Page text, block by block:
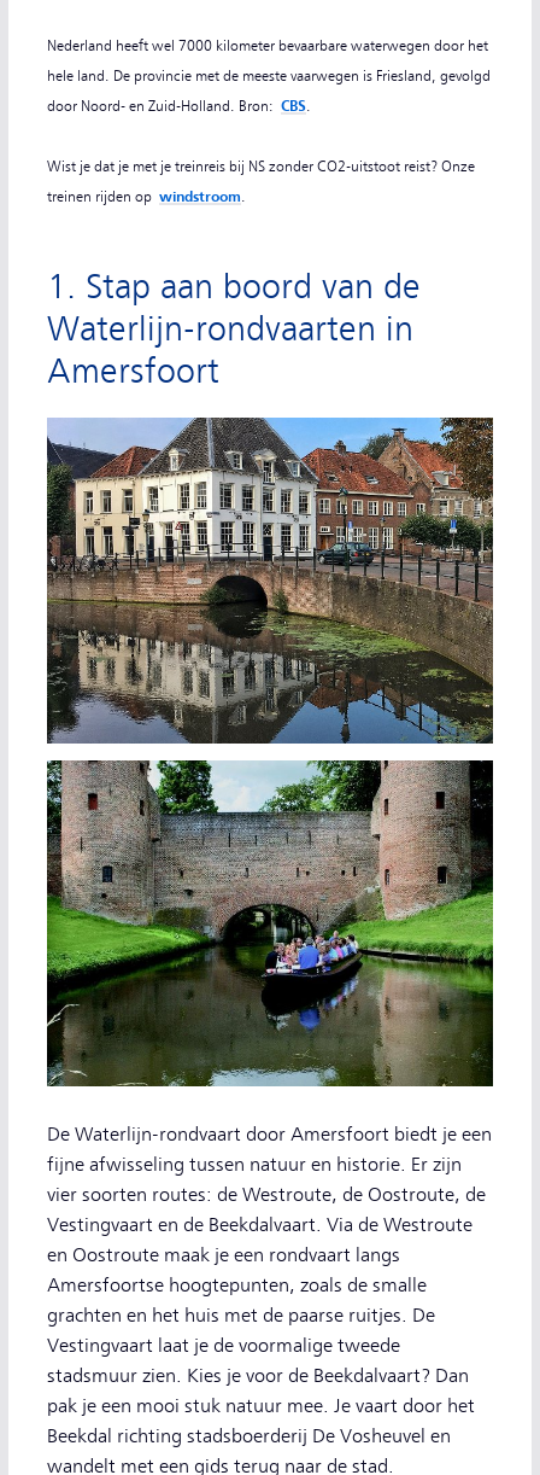
Nederland heeft wel 7000 kilometer bevaarbare waterwegen door het
hele land. De provincie met de meeste vaarwegen is Friesland, gevolgd
door Noord- en Zuid-Holland. Bron: CBS.
Wist je dat je met je treinreis bij NS zonder CO2-uitstoot reist? Onze
treinen rijden op windstroom.
1. Stap aan boord van de
Waterlijn-rondvaarten in
Amersfoort
De Waterlijn-rondvaart door Amersfoort biedt je een
fijne afwisseling tussen natuur en historie. Er zijn
vier soorten routes: de Westroute, de Oostroute, de
Vestingvaart en de Beekdalvaart. Via de Westroute
en Oostroute maak je een rondvaart langs
Amersfoortse hoogtepunten, zoals de smalle
grachten en het huis met de paarse ruitjes. De
Vestingvaart laat je de voormalige tweede
stadsmuur zien. Kies je voor de Beekdalvaart? Dan
pak je een mooi stuk natuur mee. Je vaart door het
Beekdal richting stadsboerderij De Vosheuvel en
wandelt met een gids terug naar de stad.